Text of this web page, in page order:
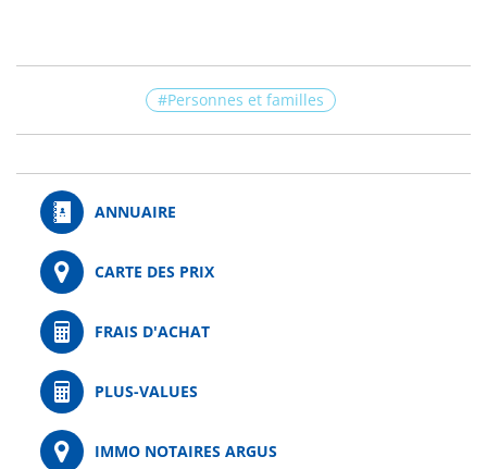
Personnes et familles
ANNUAIRE
CARTE DES PRIX
FRAIS D'ACHAT
PLUS-VALUES
IMMO NOTAIRES ARGUS